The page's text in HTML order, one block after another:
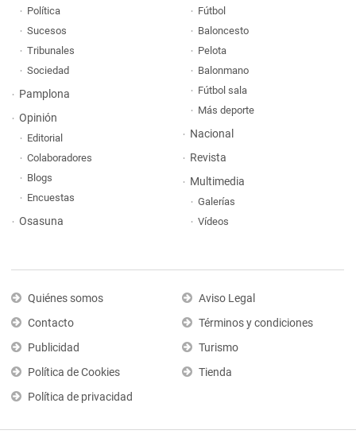
Política
Sucesos
Tribunales
Sociedad
Pamplona
Opinión
Editorial
Colaboradores
Blogs
Encuestas
Osasuna
Fútbol
Baloncesto
Pelota
Balonmano
Fútbol sala
Más deporte
Nacional
Revista
Multimedia
Galerías
Vídeos
Quiénes somos
Contacto
Publicidad
Política de Cookies
Política de privacidad
Aviso Legal
Términos y condiciones
Turismo
Tienda